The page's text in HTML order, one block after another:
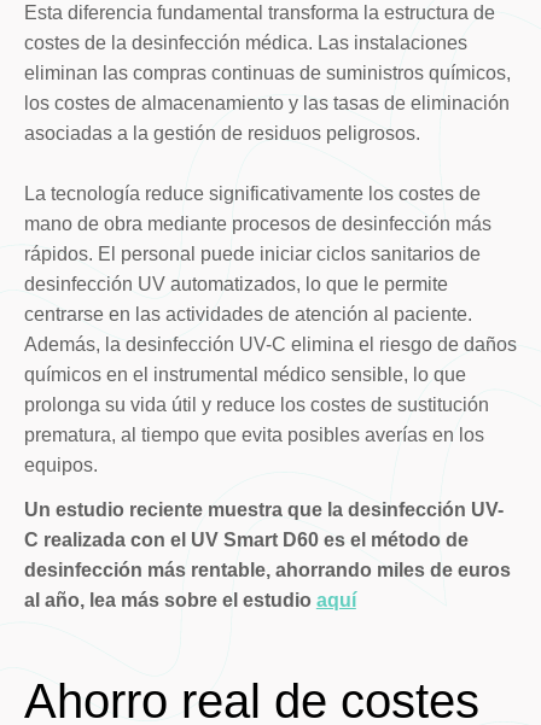
Esta diferencia fundamental transforma la estructura de
costes de la desinfección médica. Las instalaciones
eliminan las compras continuas de suministros químicos,
los costes de almacenamiento y las tasas de eliminación
asociadas a la gestión de residuos peligrosos.
La tecnología reduce significativamente los costes de
mano de obra mediante procesos de desinfección más
rápidos. El personal puede iniciar ciclos sanitarios de
desinfección UV automatizados, lo que le permite
centrarse en las actividades de atención al paciente.
Además, la desinfección UV-C elimina el riesgo de daños
químicos en el instrumental médico sensible, lo que
prolonga su vida útil y reduce los costes de sustitución
prematura, al tiempo que evita posibles averías en los
equipos.
Un estudio reciente muestra que la desinfección UV-
C realizada con el UV Smart D60 es el método de
desinfección más rentable, ahorrando miles de euros
al año, lea más sobre el estudio aquí
Ahorro real de costes